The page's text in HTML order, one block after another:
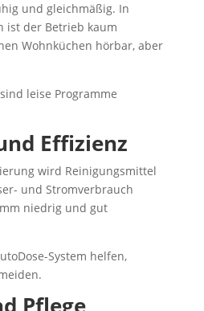
und gleichmäßig. In
ist der Betrieb kaum
Wohnküchen hörbar, aber
leise Programme
Effizienz
wird Reinigungsmittel
und Stromverbrauch
niedrig und gut
System helfen,